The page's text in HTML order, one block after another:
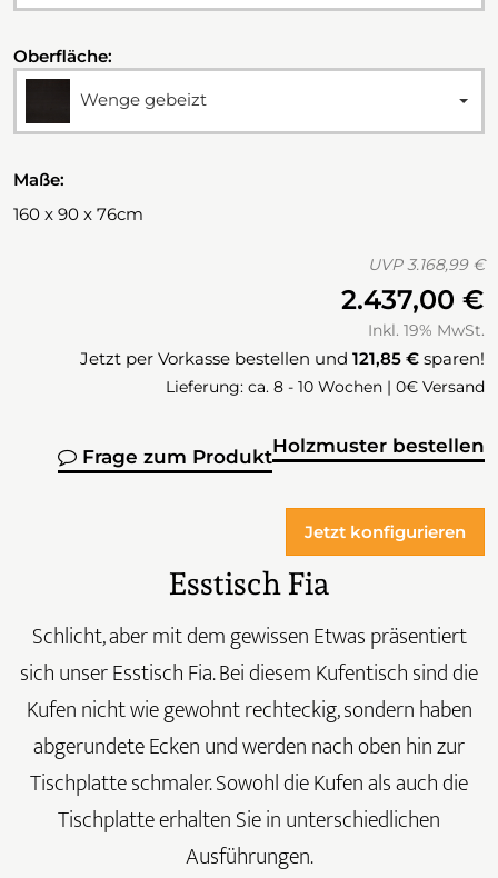
Oberfläche:
Wenge gebeizt
Maße:
160 x 90 x 76cm
UVP3.168,99 €
2.437,00 €
Inkl. 19% MwSt.
Jetzt per Vorkasse bestellen und 121,85 € sparen!
Lieferung: ca. 8 - 10 Wochen | 0€ Versand
Holzmuster bestellen
Frage zum Produkt
Jetzt konfigurieren
Esstisch Fia
Schlicht, aber mit dem gewissen Etwas präsentiert
sich unser Esstisch Fia. Bei diesem Kufentisch sind die
Kufen nicht wie gewohnt rechteckig, sondern haben
abgerundete Ecken und werden nach oben hin zur
Tischplatte schmaler. Sowohl die Kufen als auch die
Tischplatte erhalten Sie in unterschiedlichen
Ausführungen.